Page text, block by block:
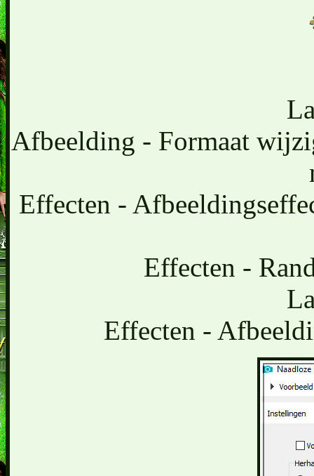
Afbeelding - Formaat
Effecten -
Effecten -
Effecten -